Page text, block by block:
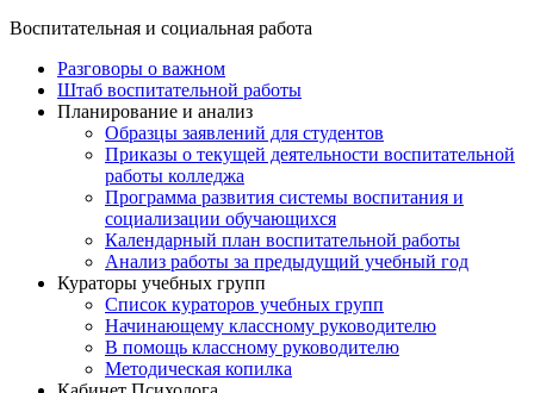
Воспитательная и социальная работа
Разговоры о важном
Штаб воспитательной работы
Планирование и анализ
Образцы заявлений для студентов
Приказы о текущей деятельности воспитательной
работы колледжа
Программа развития системы воспитания и
социализации обучающихся
Календарный план воспитательной работы
Анализ работы за предыдущий учебный год
Кураторы учебных групп
Список кураторов учебных групп
Начинающему классному руководителю
В помощь классному руководителю
Методическая копилка